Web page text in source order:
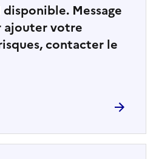
disponible. Message
ajouter votre
contacter le